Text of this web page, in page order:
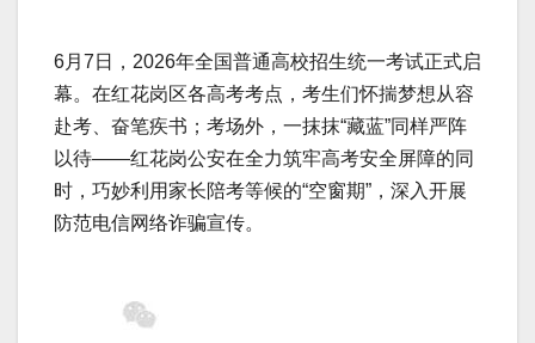
6月7日，2026年全国普通高校招生统一考试正式启
幕。在红花岗区各高考考点，考生们怀揣梦想从容
赴考、奋笔疾书；考场外，一抹抹“藏蓝”同样严阵
以待——红花岗公安在全力筑牢高考安全屏障的同
时，巧妙利用家长陪考等候的“空窗期”，深入开展
防范电信网络诈骗宣传。